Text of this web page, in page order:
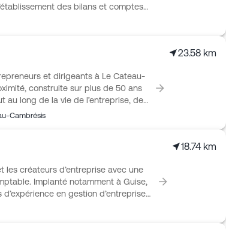
des bilans et comptes
de bord et indicateurs de
TPE et professions libérales,
de chaque activité et un suivi
et dirigeants à Le Cateau-
construite sur plus de 50 ans
au long de la vie de l’entreprise, de
des TPE et PME, mais aussi des
suit les dossiers au quotidien et
stratégiques comme dans les
Cambrésis
23.58 km
créateurs d’entreprise avec une
Implanté notamment à Guise,
en gestion d’entreprise
autour des besoins du quotidien
18.74 km